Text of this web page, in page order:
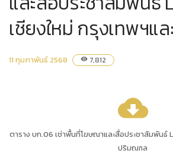
เชียงใหม่ กรุงเทพฯ
11 กุมภาพันธ์ 2568 visibility 7,812
cloud_download
ตาราง บก.06 เช่าพื้นที่โฆษณาและสื่อประชาสัมพันธ์
ปริมณฑล